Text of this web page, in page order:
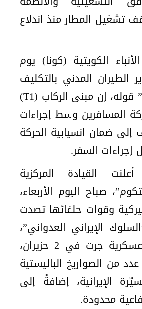
تشغيل المطار منذ اندلاع
الكويتية (كونا) يوم
الطيران المدني بالتكليف
“دعيج العتيبي” قوله، إن مبنى الركاب (T1)
المسافرين وسط إجراءات
ضمان انسيابية الحركة
إجراءات السفر.
القيادة المركزية
صباح اليوم الأربعاء،
وقوات حلفائها تصدت
الإيراني العدواني”،
خلال عمليات عسكرية جرت في 2 حزيران،
من الصواريخ الباليستية
الإيرانية، إضافةً إلى
محدودة.